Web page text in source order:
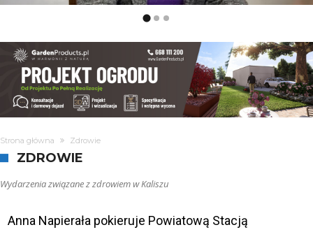
Strona główna Zdrowie
ZDROWIE
Wydarzenia związane z zdrowiem w Kaliszu
Anna Napierała pokieruje Powiatową Stacją